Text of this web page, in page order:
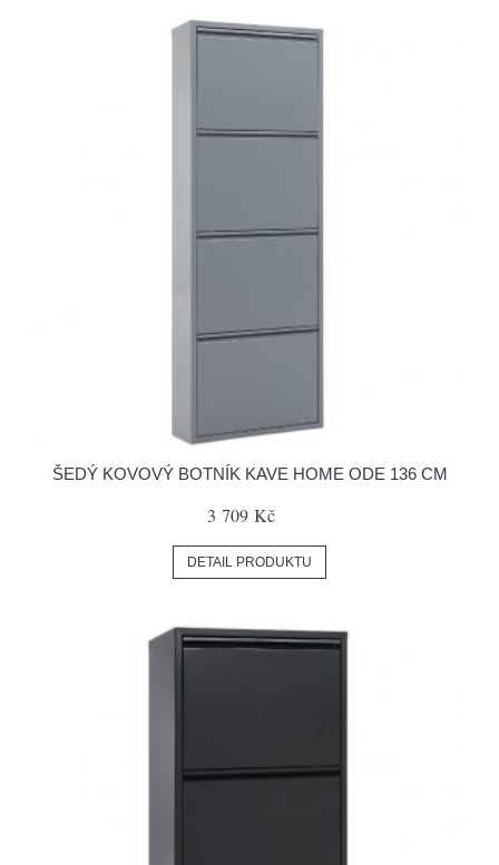
ŠEDÝ KOVOVÝ BOTNÍK KAVE HOME ODE 136 CM
3 709 Kč
DETAIL PRODUKTU